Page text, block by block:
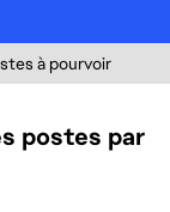
à pourvoir
postes par
par